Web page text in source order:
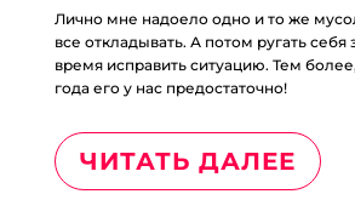
Лично мне надоело одно и то же
все откладывать. А потом ругать себя
время исправить ситуацию. Тем
года его у нас предостаточно!
ЧИТАТЬ ДАЛЕЕ